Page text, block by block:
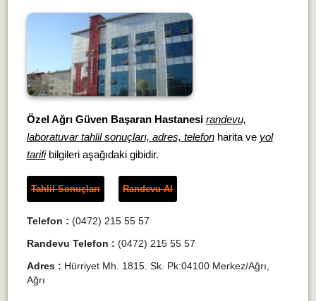
Özel Ağrı Güven Başaran Hastanesi randevu,
laboratuvar tahlil sonuçları, adres, telefonharita ve yol
tarifibilgileri aşağıdaki gibidir.
Tahlil Sonuçları Randevu Al
Telefon : (0472) 215 55 57
Randevu Telefon : (0472) 215 55 57
Adres : Hürriyet Mh. 1815. Sk. Pk:04100 Merkez/Ağrı,
Ağrı